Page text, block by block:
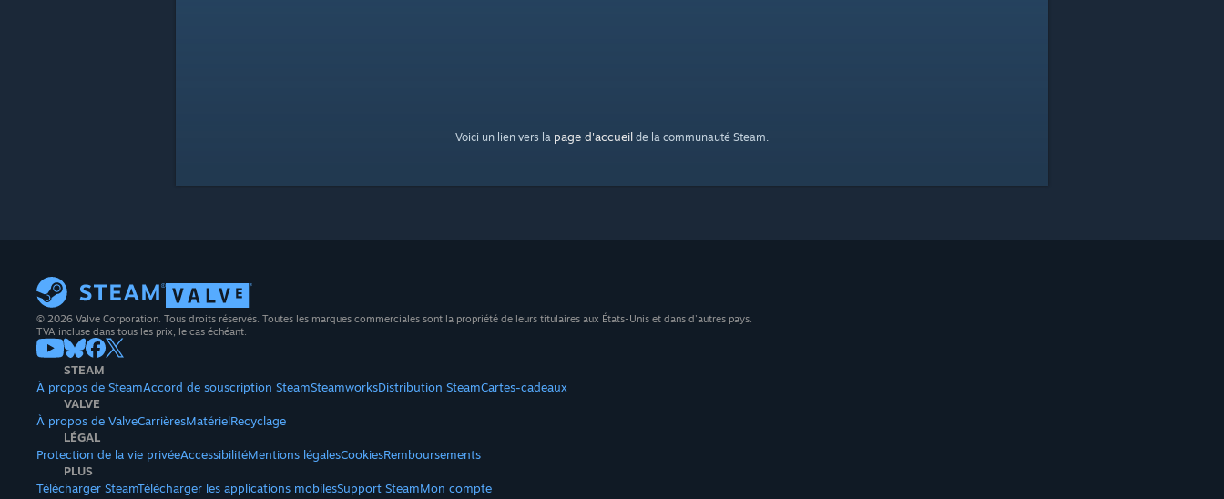
Voici un lien vers la page d'accueil de la communauté Steam.
© 2026 Valve Corporation. Tous droits réservés. Toutes les marques commerciales sont la propriété de leurs titulaires aux États-Unis et dans d'autres pays.
TVA incluse dans tous les prix, le cas échéant.
STEAM
À propos de SteamAccord de souscription SteamSteamworksDistribution SteamCartes-cadeaux
VALVE
À propos de ValveCarrièresMatérielRecyclage
LÉGAL
Protection de la vie privéeAccessibilitéMentions légalesCookiesRemboursements
PLUS
Télécharger SteamTélécharger les applications mobilesSupport SteamMon compte